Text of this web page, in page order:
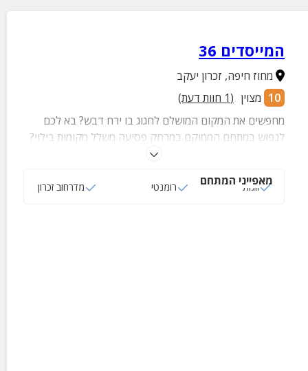
המייסדים 36
מחוז חיפה, זכרון יעקב
10 מצוין (
1 חוות דעת)
מחפשים את המקום המושלם לחגוג בו ירח דבש? בא לכם
לנפוש במתחם הממוקם במרחק פסיעה משלל מקומות בילוי?
זה המקום בשבילכם. על המדרחוב בזיכרון יעקב שוכנות להן
נגיעות רטרו.
מאפייני המתחם
זוגות רומנטי מדרחוב זכרון